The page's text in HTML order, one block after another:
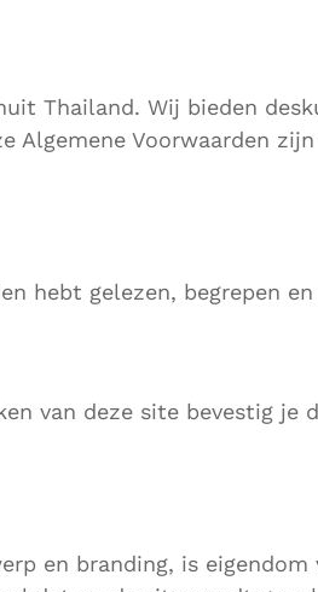
Thailand. Wij bieden
Algemene Voorwaarden
hebt gelezen, begrepen
van deze site bevestig je
en branding, is eigendom